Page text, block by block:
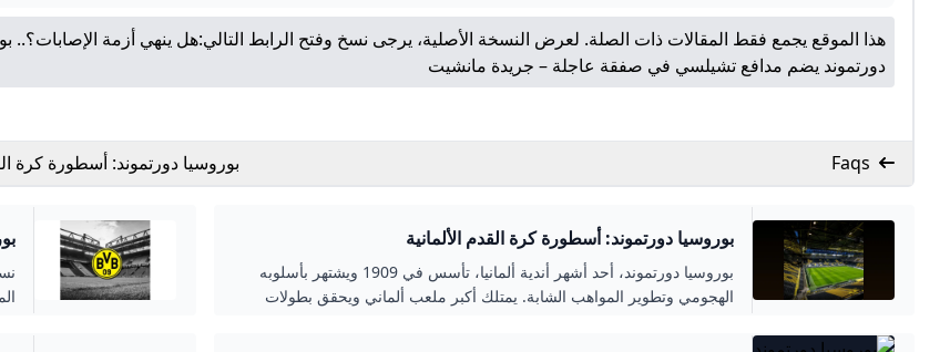
هذا الموقع يجمع فقط المقالات ذات الصلة. لعرض النسخة الأصلية، يرجى نسخ وفتح الرابط التالي:هل ينهي أزمة الإصابات؟..
دورتموند يضم مدافع تشيلسي في صفقة عاجلة – جريدة مانشيت
Faqs بوروسيا دورتموند: أسطورة كرة
بوروسيا دورتموند: أسطورة كرة القدم الألمانية
بوروسيا دورتموند، أحد أشهر أندية ألمانيا، تأسس في 1909 ويشتهر بأسلوبه
الهجومي وتطوير المواهب الشابة. يمتلك أكبر ملعب ألماني ويحقق بطولات